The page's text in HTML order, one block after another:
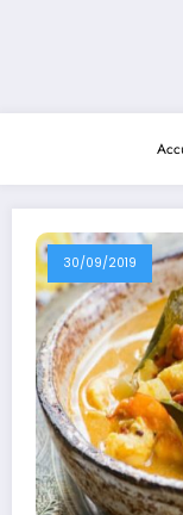
30/09/2019